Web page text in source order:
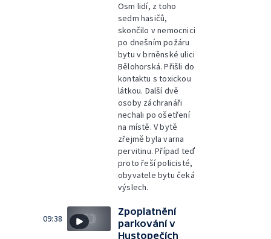
Osm lidí, z toho
sedm hasičů,
skončilo v nemocnici
po dnešním požáru
bytu v brněnské ulici
Bělohorská. Přišli do
kontaktu s toxickou
látkou. Další dvě
osoby záchranáři
nechali po ošetření
na místě. V bytě
zřejmě byla varna
pervitinu. Případ teď
proto řeší policisté,
obyvatele bytu čeká
výslech.
09:38
Zpoplatnění
parkování v
Hustopečích